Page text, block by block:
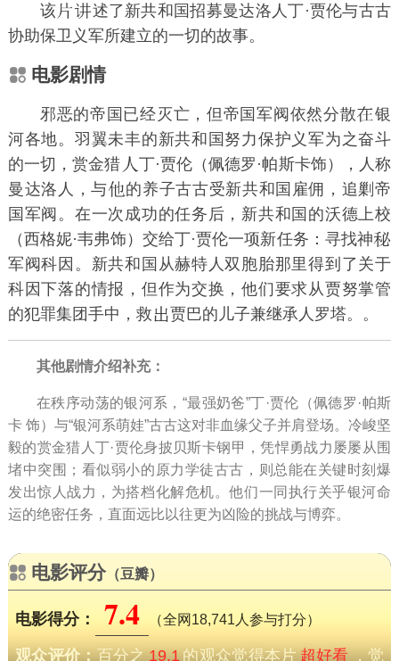
该
述了新共和国招募曼达洛人丁·贾伦与古古
协助保卫义军所建立的一切的故事。
电影剧情
邪恶的帝国已经灭亡，但帝国军阀依然分散
银
河各地。羽翼未丰的新共和国努力保护义军为之奋斗
的一切，赏金猎
丁·贾伦（佩德罗·帕斯卡饰），人称
曼达洛人，与
的养子古古受新共和国雇佣，追剿帝
国军阀。在一次成功的任务后，新共和国的沃德上校
（西格妮·韦弗饰）交给丁·贾伦一项新任务：寻找神
军阀科因。新共和国从赫特人双胞胎那里得到了关于
科因下落的情报，但作为交换，他们要求从贾努掌管
的犯罪集团手中，救
贾巴的儿子兼继承人罗塔。。
其他剧情介绍补充：
在秩序动荡的银河系，“最强奶爸”丁·贾伦（佩德罗·帕斯
卡 饰）与“银河系萌娃”古古这对非血缘父子并肩登场。冷峻坚
毅的赏金猎人丁·贾伦身披贝斯卡钢甲，凭悍勇战力屡屡从围
堵中突围；看似弱小的原力学徒古古，则总能在关键时刻爆
发出惊人战力，为搭档化解危机。他们一同执行关乎银河命
运的绝密任务，直面远比以往更为凶险的挑战与博弈。
电影评分（豆瓣）
电影得分： 7.4 （全网18,741人参与打分）
观众评价：百分之19.1的观众觉得本片超好看，觉